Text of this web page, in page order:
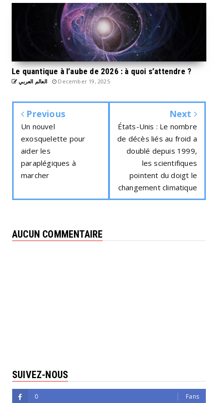
Le quantique à l’aube de 2026 : à quoi s’attendre ?
العالم العربي December 19, 2025
Previous
Un nouvel
exosquelette pour
aider les
paraplégiques à
marcher
Next
États-Unis : Le nombre
de décès liés au froid a
doublé depuis 1999,
les scientifiques
pointent du doigt le
changement climatique
AUCUN COMMENTAIRE
SUIVEZ-NOUS
0 Fans